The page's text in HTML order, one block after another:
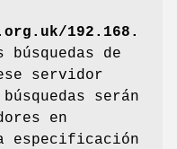
192.168.
de
servidor
serán
en
especificación